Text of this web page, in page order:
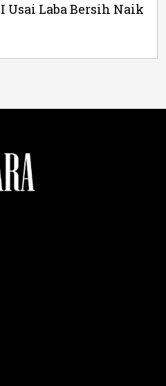
Usai Laba Bersih Naik